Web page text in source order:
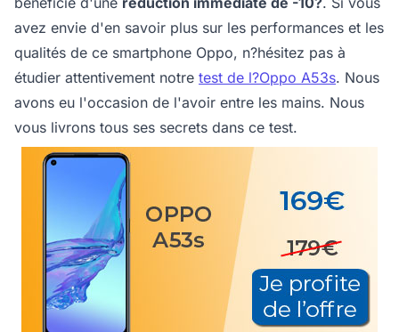
avez envie d'en savoir plus sur les performances et les
qualités de ce smartphone Oppo, n?hésitez pas à
étudier attentivement notre test de l?Oppo A53s. Nous
avons eu l'occasion de l'avoir entre les mains. Nous
vous livrons tous ses secrets dans ce test.